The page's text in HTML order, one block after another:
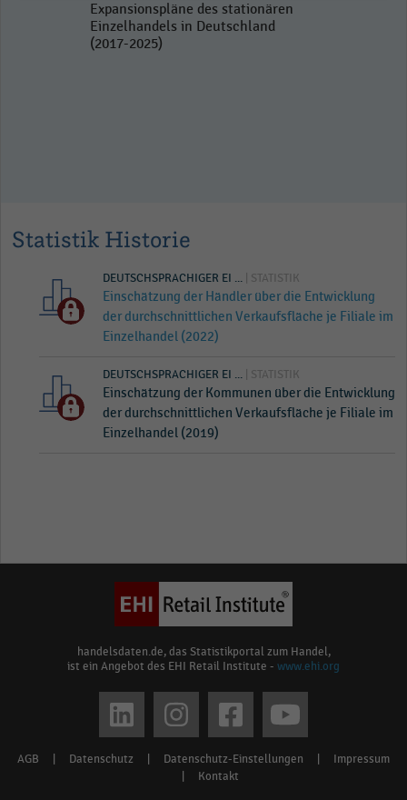
Expansionspläne des stationären
Einzelhandels in Deutschland
(2017-2025)
Statistik Historie
DEUTSCHSPRACHIGER EI ... | STATISTIK
Einschätzung der Händler über die Entwicklung
der durchschnittlichen Verkaufsfläche je Filiale im
Einzelhandel (2022)
DEUTSCHSPRACHIGER EI ... | STATISTIK
Einschätzung der Kommunen über die Entwicklung
der durchschnittlichen Verkaufsfläche je Filiale im
Einzelhandel (2019)
handelsdaten.de, das Statistikportal zum Handel,
ist ein Angebot des EHI Retail Institute - www.ehi.org
Footer
AGB Datenschutz Datenschutz-Einstellungen
Impressum
Kontakt